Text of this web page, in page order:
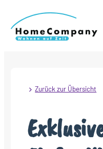
Zurück zur Übersicht